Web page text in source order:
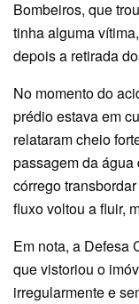
Bombeiros, que
tinha alguma
depois a retirada
No momento do
prédio estava em
relataram cheio
passagem da água
córrego
fluxo voltou a fluir,
Em nota, a Defesa
que vistoriou o
irregularmente e